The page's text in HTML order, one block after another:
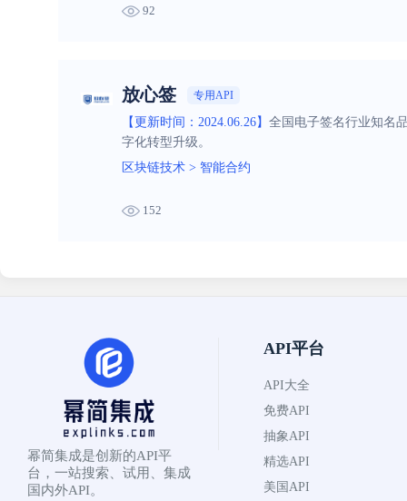
92
放心签 专用API
【更新时间：2024.06.26】 全国电子签名行业知名
字化转型升级。
区块链技术 > 智能合约
152
幂简集成是创新的API平
台，一站搜索、试用、集成
国内外API。
API平台
API大全
免费API
抽象API
精选API
美国API